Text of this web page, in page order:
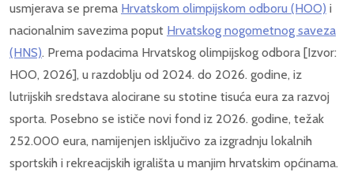
usmjerava se prema Hrvatskom olimpijskom odboru (HOO) i
nacionalnim savezima poput Hrvatskog nogometnog saveza
(HNS). Prema podacima Hrvatskog olimpijskog odbora [Izvor:
HOO, 2026], u razdoblju od 2024. do 2026. godine, iz
lutrijskih sredstava alocirane su stotine tisuća eura za razvoj
sporta. Posebno se ističe novi fond iz 2026. godine, težak
252.000 eura, namijenjen isključivo za izgradnju lokalnih
sportskih i rekreacijskih igrališta u manjim hrvatskim općinama.